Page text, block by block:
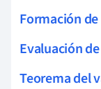
Formación
Evaluación
Teorema del